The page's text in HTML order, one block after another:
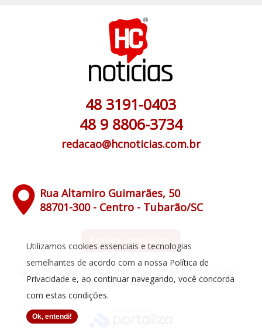
48 3191-0403
48 9 8806-3734
redacao@hcnoticias.com.br
Rua Altamiro Guimarães, 50
88701-300 - Centro - Tubarão/SC
ENVIAR MENSAGEM
Política de Privacidade
Utilizamos cookies essenciais e tecnologias
semelhantes de acordo com a nossa Política de
Privacidade e, ao continuar navegando, você concorda
com estas condições.
Ok, entendi!